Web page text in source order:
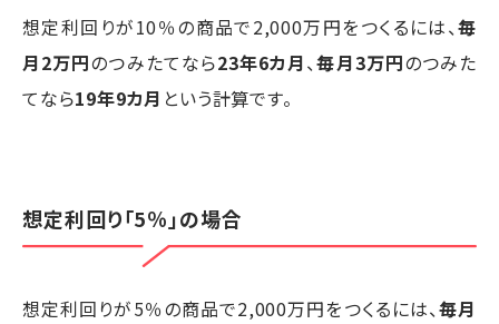
想定利回りが10％の商品で2,000万円をつくるには、毎
月2万円のつみたてなら23年6カ月、毎月3万円のつみた
てなら19年9カ月 という計算です。
想定利回り「5％」の場合
想定利回りが5％の商品で2,000万円をつくるには、毎月